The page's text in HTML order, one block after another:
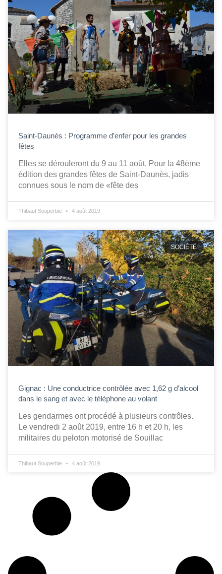
Saint-Daunès : Programme d’enfer pour les grandes
fêtes
Elles se dérouleront du 9 au 11 août. Pour la 48ème
édition des grandes fêtes de Saint-Daunès, jadis
connues sous le nom de «fête des
Thibaut Souperbie 4 août 2019
SOCIÉTÉ
Gignac : Une conductrice contrôlée avec 1,62 g d’alcool
dans le sang et avec le téléphone au volant
Les gendarmes ont procédé à plusieurs contrôles.
Le vendredi 2 août 2019, entre 16 h et 20 h, les
militaires du peloton motorisé de Souillac
Thibaut Souperbie 4 août 2019